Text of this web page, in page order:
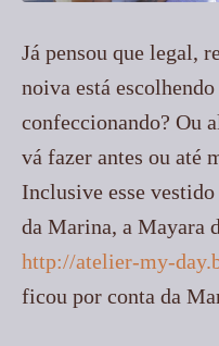
Já pensou que legal,
noiva está
confeccionando? Ou
vá fazer antes ou até
Inclusive esse
da Marina, a Mayara
http://atelier-my-
ficou por conta da